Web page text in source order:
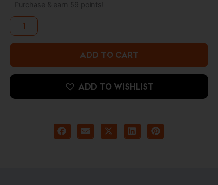
Purchase & earn 59 points!
shock
DIGITAL
5600
SERIES
DW-
1
quantity
ADD TO CART
ADD TO WISHLIST